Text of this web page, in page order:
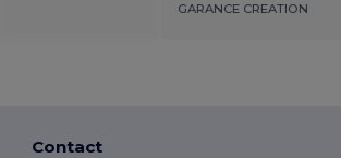
GARANCE CREATION
Contact